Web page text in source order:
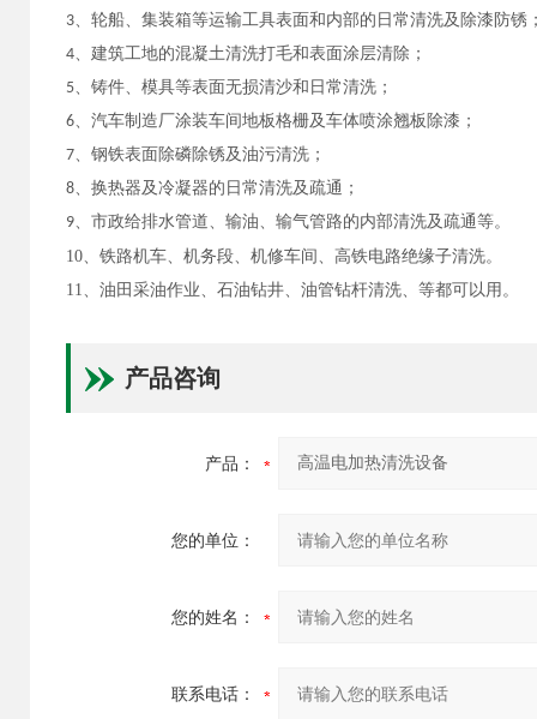
3、轮船、集装箱等运输工具表面和内部的日常清洗及除漆防锈
4、建筑工地的混凝土清洗打毛和表面涂层清除；
5、铸件、模具等表面无损清沙和日常清洗；
6、汽车制造厂涂装车间地板格栅及车体喷涂翘板除漆；
7、钢铁表面除磷除锈及油污清洗；
8、换热器及冷凝器的日常清洗及疏通；
9、市政给排水管道、输油、输气管路的内部清洗及疏通等。
10、铁路机车、机务段、机修车间、高铁电路绝缘子清洗。
11、油田采油作业、石油钻井、油管钻杆清洗、等都可以用。
产品咨询
产品：
您的单位：
您的姓名：
联系电话：